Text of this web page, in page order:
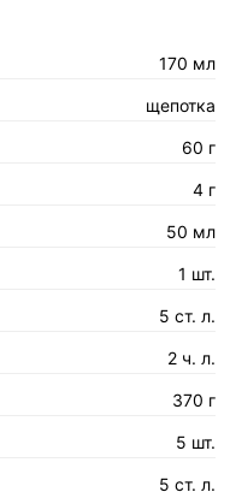
170 мл
щепотка
60 г
4 г
50 мл
1 шт.
5 ст. л.
2 ч. л.
370 г
5 шт.
5 ст. л.